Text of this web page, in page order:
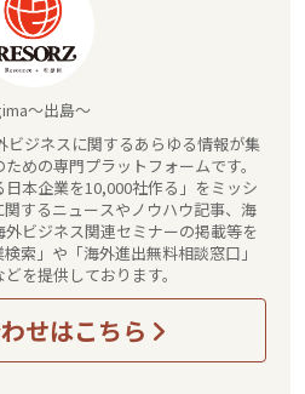
～出島～
ビジネスに関するあらゆる情報が集
めの専門プラットフォームです。
日本企業を10,000社作る」をミッシ
するニュースやノウハウ記事、海
ビジネス関連セミナーの掲載等を
索」や「海外進出無料相談窓口」
を提供しております。
せはこちら